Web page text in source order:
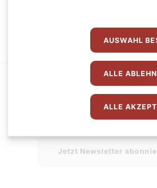
Jetzt Abo
Der SONNTAG
Jetzt Newsletter
AUSWAHL
ALLE
ALLE